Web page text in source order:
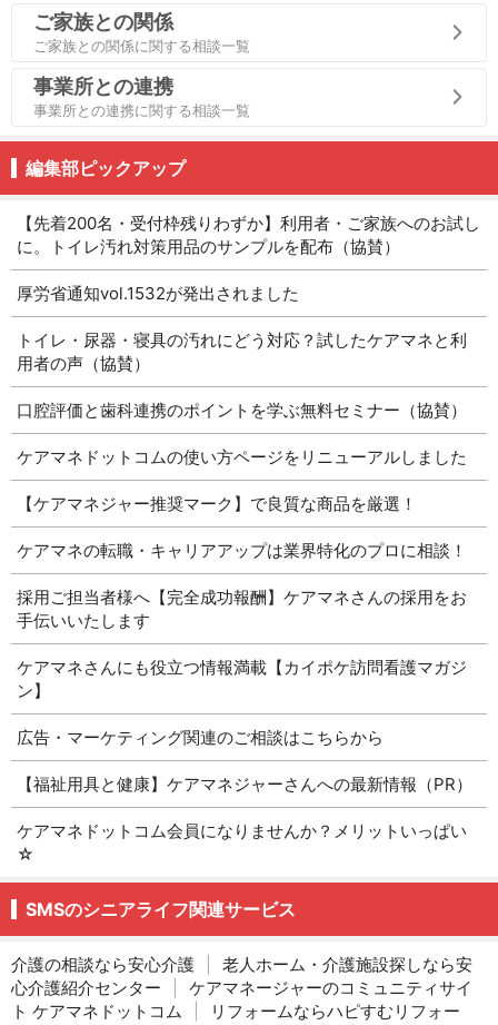
ご家族との関係
ご家族との関係に関する相談一覧
事業所との連携
事業所との連携に関する相談一覧
編集部ピックアップ
【先着200名・受付枠残りわずか】利用者・ご家族へのお試し
に。トイレ汚れ対策用品のサンプルを配布（協賛）
厚労省通知vol.1532が発出されました
トイレ・尿器・寝具の汚れにどう対応？試したケアマネと利
用者の声（協賛）
口腔評価と歯科連携のポイントを学ぶ無料セミナー（協賛）
ケアマネドットコムの使い方ページをリニューアルしました
【ケアマネジャー推奨マーク】で良質な商品を厳選！
ケアマネの転職・キャリアアップは業界特化のプロに相談！
採用ご担当者様へ【完全成功報酬】ケアマネさんの採用をお
手伝いいたします
ケアマネさんにも役立つ情報満載【カイポケ訪問看護マガジ
ン】
広告・マーケティング関連のご相談はこちらから
【福祉用具と健康】ケアマネジャーさんへの最新情報（PR）
ケアマネドットコム会員になりませんか？メリットいっぱい
☆
SMSのシニアライフ関連サービス
介護の相談なら安心介護
老人ホーム・介護施設探しなら安
心介護紹介センター
ケアマネージャーのコミュニティサイ
ト ケアマネドットコム
リフォームならハピすむリフォー